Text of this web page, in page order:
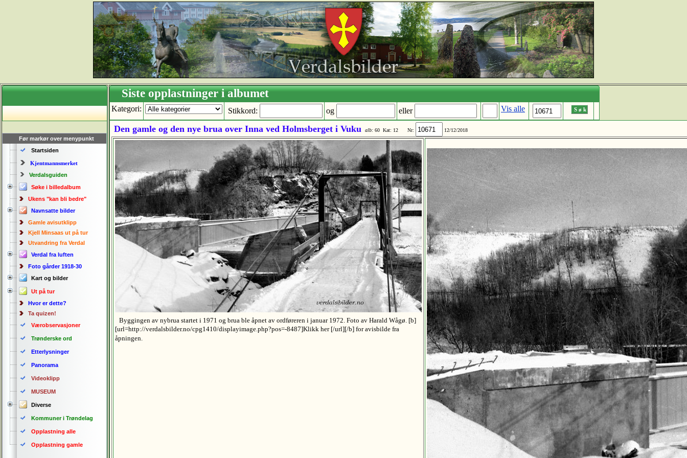
Før markør over menypunkt
Startsiden
Kjentmannsmerket
Verdalsguiden
Søke i billedalbum
Ukens "kan bli bedre"
Navnsatte bilder
Gamle avisutklipp
Kjell Minsaas ut på tur
Utvandring fra Verdal
Verdal fra luften
Foto gårder 1918-30
Kart og bilder
Ut på tur
Hvor er dette?
Ta quizen!
Værobservasjoner
Trønderske ord
Etterlysninger
Panorama
Videoklipp
MUSEUM
Diverse
Kommuner i Trøndelag
Opplastning alle
Opplastning gamle
Siste opplastninger i albumet
Kategori: Stikkord: og eller Vis alle
Den gamle og den nye brua over Inna ved Holmsberget i Vuku alb: 60 Kat: 12 Nr: 12/12/2018
Byggingen av nybrua startet i 1971 og brua ble åpnet av ordføreren i januar 1972. Foto av Harald Wågø. [b]
[url=http://verdalsbilder.no/cpg1410/displayimage.php?pos=-8487]Klikk her [/url][/b] for avisbilde fra
åpningen.